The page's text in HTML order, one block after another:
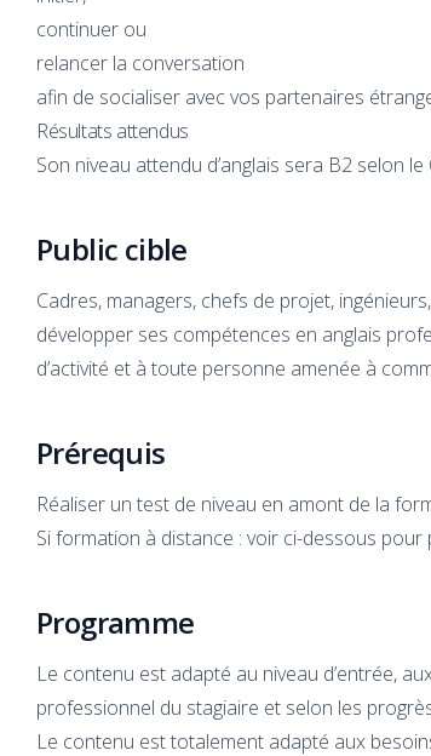
continuer ou
relancer la conversation
afin de socialiser avec vos partenaires
Résultats attendus
Son niveau attendu d’anglais sera B2 selon
Public cible
Cadres, managers, chefs de projet,
développer ses compétences en anglais
d’activité et à toute personne amenée à
Prérequis
Réaliser un test de niveau en amont de la
Si formation à distance : voir ci-dessous pour
Programme
Le contenu est adapté au niveau d’entrée,
professionnel du stagiaire et selon les
Le contenu est totalement adapté aux